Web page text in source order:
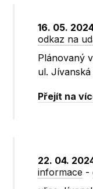
16. 05.
odkaz na
Plánovaný
ul. Jívanská
Přejít na
22. 04.
informace -